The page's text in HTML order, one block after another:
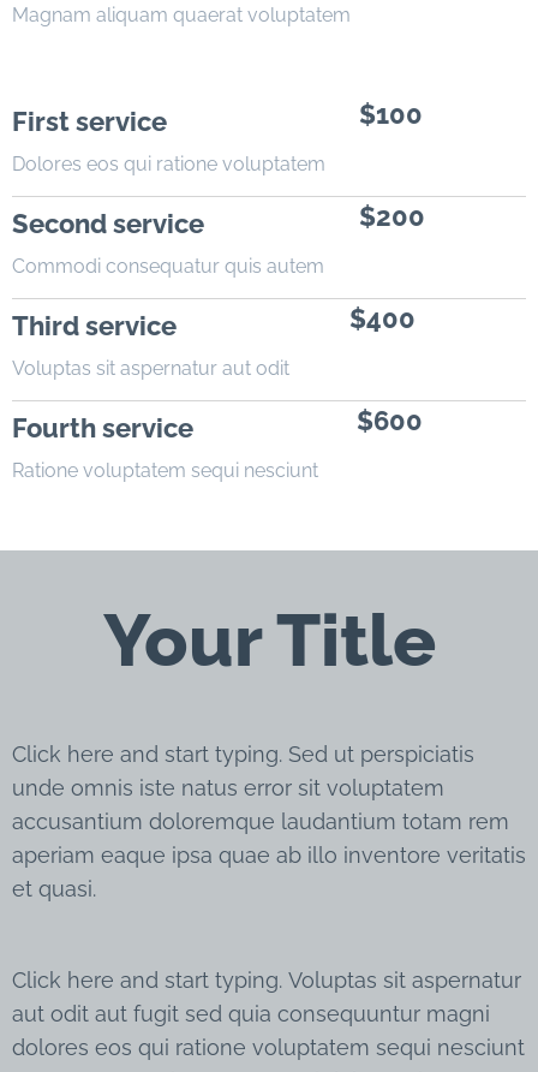
Magnam aliquam quaerat voluptatem
First service
Dolores eos qui ratione voluptatem
$100
Second service
Commodi consequatur quis autem
$200
Third service
Voluptas sit aspernatur aut odit
$400
Fourth service
Ratione voluptatem sequi nesciunt
$600
Your Title
Click here and start typing. Sed ut perspiciatis
unde omnis iste natus error sit voluptatem
accusantium doloremque laudantium totam rem
aperiam eaque ipsa quae ab illo inventore veritatis
et quasi.
Click here and start typing. Voluptas sit aspernatur
aut odit aut fugit sed quia consequuntur magni
dolores eos qui ratione voluptatem sequi nesciunt